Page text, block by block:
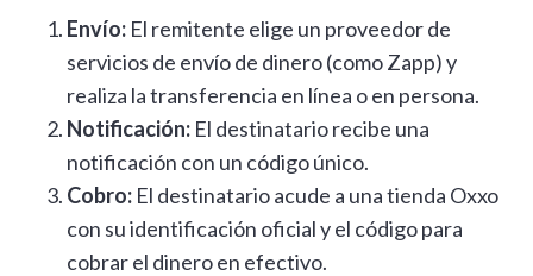
Envío: El remitente elige un proveedor de
servicios de envío de dinero (como Zapp) y
realiza la transferencia en línea o en persona.
Notificación: El destinatario recibe una
notificación con un código único.
Cobro: El destinatario acude a una tienda Oxxo
con su identificación oficial y el código para
cobrar el dinero en efectivo.